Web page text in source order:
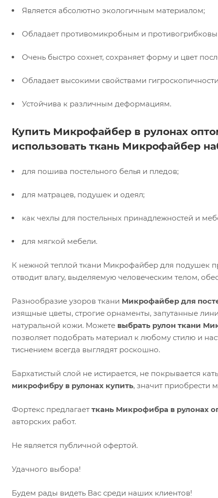
Является абсолютно экологичным материалом;
Обладает противомикробным и
Очень быстро сохнет, сохраняет форму и цвет
Обладает высокими свойствами
Устойчива к различным деформациям.
Купить Микрофайбер в рулонах
использовать ткань Микрофайбер
для пошива постельного белья и пледов;
для матрацев, подушек и одеял;
как чехлы для постельных принадлежностей и
для мягкой мебели.
К нежной теплой ткани Микрофайбер для подушек
отводит влагу, выделяемую человеческим телом,
Разнообразие узоров ткани Микрофайбер для
изящные цветы, строгие орнаменты, запутанные
натуральной кожи. Можете выбрать рулон ткани
позволяет подобрать материал к любому стилю и
тиснением всегда выглядят роскошно.
Бархатистый слой не истирается, не покрывается
микрофибру в рулонах купить, значит приобрести
Фортекс предлагает ткань Микрофибра в рулонах
авторских работ.
Не является публичной офертой.
Удачного выбора!
Будем рады видеть Вас среди наших клиентов!